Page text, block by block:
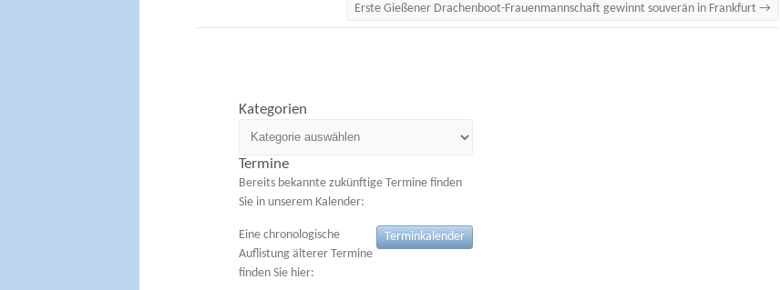
Erste Gießener Drachenboot-Frauenmannschaft gewinnt souverän in Frankfurt →
Kategorien
Termine
Bereits bekannte zukünftige Termine finden
Sie in unserem Kalender:
Terminkalender
Eine chronologische
Auflistung älterer Termine
finden Sie hier: